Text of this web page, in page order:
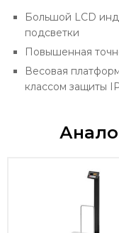
Большой LCD
подсветки
Повышенная
Весовая
классом защиты